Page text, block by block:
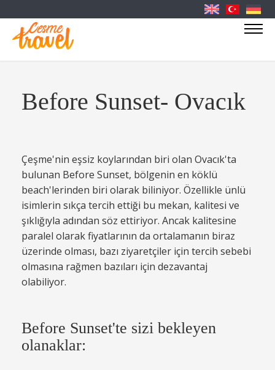
Before Sunset- Ovacık
Çeşme'nin eşsiz koylarından biri olan Ovacık'ta
bulunan Before Sunset, bölgenin en köklü
beach'lerinden biri olarak biliniyor. Özellikle ünlü
isimlerin sıkça tercih ettiği bu mekan, kalitesi ve
şıklığıyla adından söz ettiriyor. Ancak kalitesine
paralel olarak fiyatlarının da ortalamanın biraz
üzerinde olması, bazı ziyaretçiler için tercih sebebi
olmasına rağmen bazıları için dezavantaj
olabiliyor.
Before Sunset'te sizi bekleyen
olanaklar: